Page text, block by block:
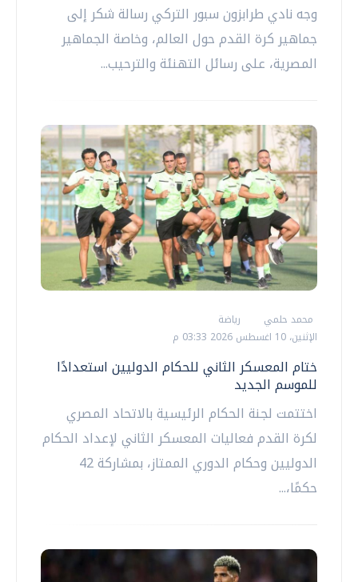
وجه نادي طرابزون سبور التركي رسالة شكر إلى
جماهير كرة القدم حول العالم، وخاصة الجماهير
المصرية، على رسائل التهنئة والترحيب...
محمد حلمي
رياضة
الإثنين، 10 اغسطس 2026 03:33 م
ختام المعسكر الثاني للحكام الدوليين استعدادًا
للموسم الجديد
اختتمت لجنة الحكام الرئيسية بالاتحاد المصري
لكرة القدم فعاليات المعسكر الثاني لإعداد الحكام
الدوليين وحكام الدوري الممتاز، بمشاركة 42
حكمًا،...